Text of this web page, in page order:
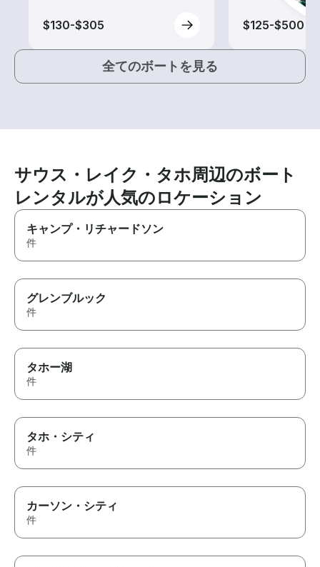
$130-$305 $125-$500
全てのボートを見る
サウス・レイク・タホ周辺のボート
レンタルが人気のロケーション
キャンプ・リチャードソン
件
グレンブルック
件
タホー湖
件
タホ・シティ
件
カーソン・シティ
件